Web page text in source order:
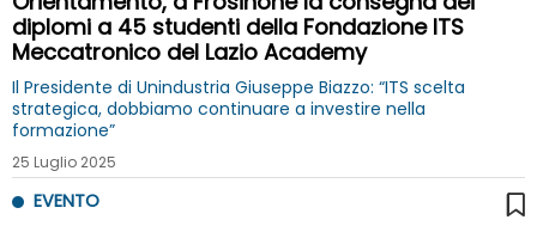
diplomi a 45 studenti della Fondazione ITS
Meccatronico del Lazio Academy
Il Presidente di Unindustria Giuseppe Biazzo: “ITS scelta
strategica, dobbiamo continuare a investire nella
formazione”
25 Luglio 2025
EVENTO